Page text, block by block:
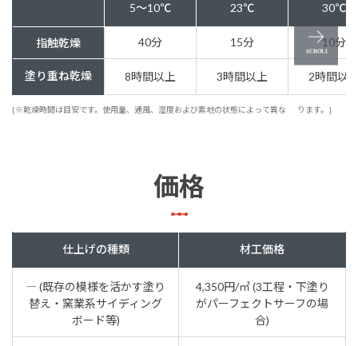
5～10℃ 23℃ 30℃
指触乾燥 40分 15分 10分
塗り重ね乾燥 8時間以上 3時間以上 2時間以
{※乾燥時間は目安です。使用量、通風、湿度および素地の状態によって異な ります。}
価格
仕上げの種類 材工価格
― (既存の模様を活かす塗り
替え・窯業系サイディング
ボード等)
4,350円/㎡ (3工程・下塗り
がパーフェクトサーフの場
合)